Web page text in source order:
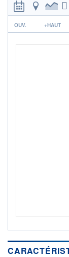
FONDS
TARIFS
PEA
OUV. +HAUT